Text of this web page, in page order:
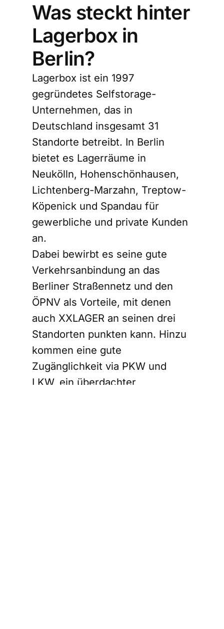
Was steckt hinter
Lagerbox in
Berlin?
Lagerbox ist ein 1997
gegründetes Selfstorage-
Unternehmen, das in
Deutschland insgesamt 31
Standorte betreibt. In Berlin
bietet es Lagerräume in
Neukölln, Hohenschönhausen,
Lichtenberg-Marzahn, Treptow-
Köpenick und Spandau für
gewerbliche und private Kunden
an.
Dabei bewirbt es seine gute
Verkehrsanbindung an das
Berliner Straßennetz und den
ÖPNV als Vorteile, mit denen
auch XXLAGER an seinen drei
Standorten punkten kann. Hinzu
kommen eine gute
Zugänglichkeit via PKW und
LKW, ein überdachter